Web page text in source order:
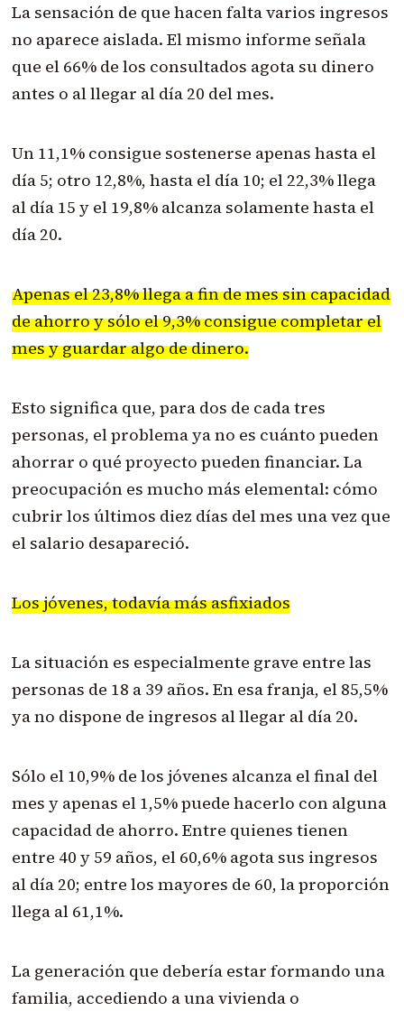
La sensación de que hacen falta varios ingresos
no aparece aislada. El mismo informe señala
que el 66% de los consultados agota su dinero
antes o al llegar al día 20 del mes.
Un 11,1% consigue sostenerse apenas hasta el
día 5; otro 12,8%, hasta el día 10; el 22,3% llega
al día 15 y el 19,8% alcanza solamente hasta el
día 20.
Apenas el 23,8% llega a fin de mes sin capacidad
de ahorro y sólo el 9,3% consigue completar el
mes y guardar algo de dinero.
Esto significa que, para dos de cada tres
personas, el problema ya no es cuánto pueden
ahorrar o qué proyecto pueden financiar. La
preocupación es mucho más elemental: cómo
cubrir los últimos diez días del mes una vez que
el salario desapareció.
Los jóvenes, todavía más asfixiados
La situación es especialmente grave entre las
personas de 18 a 39 años. En esa franja, el 85,5%
ya no dispone de ingresos al llegar al día 20.
Sólo el 10,9% de los jóvenes alcanza el final del
mes y apenas el 1,5% puede hacerlo con alguna
capacidad de ahorro. Entre quienes tienen
entre 40 y 59 años, el 60,6% agota sus ingresos
al día 20; entre los mayores de 60, la proporción
llega al 61,1%.
La generación que debería estar formando una
familia, accediendo a una vivienda o